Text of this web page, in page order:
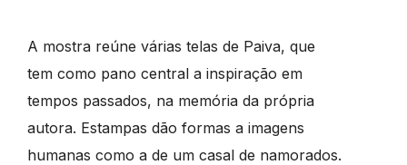
A mostra reúne várias telas de Paiva, que
tem como pano central a inspiração em
tempos passados, na memória da própria
autora. Estampas dão formas a imagens
humanas como a de um casal de namorados.